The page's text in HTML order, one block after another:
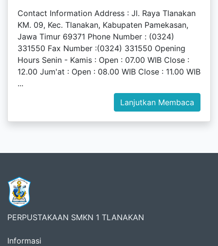
Contact Information Address : Jl. Raya Tlanakan
KM. 09, Kec. Tlanakan, Kabupaten Pamekasan,
Jawa Timur 69371 Phone Number : (0324)
331550 Fax Number :(0324) 331550 Opening
Hours Senin - Kamis : Open : 07.00 WIB Close :
12.00 Jum'at : Open : 08.00 WIB Close : 11.00 WIB
...
Lanjutkan Membaca
PERPUSTAKAAN SMKN 1 TLANAKAN
Informasi